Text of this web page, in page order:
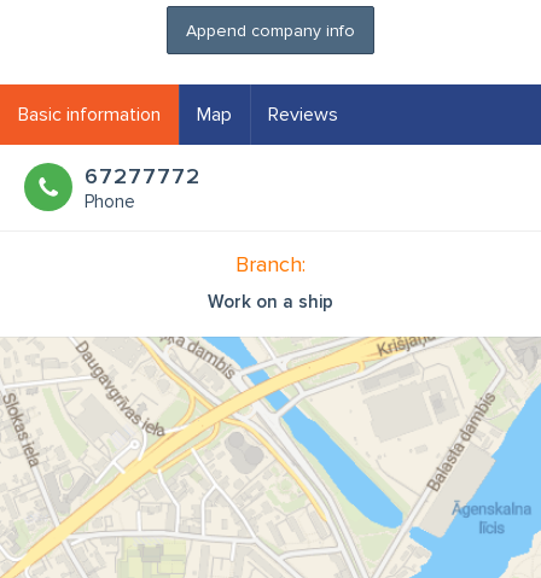
Append company info
Basic information Map Reviews
67277772
Phone
Branch:
Work on a ship